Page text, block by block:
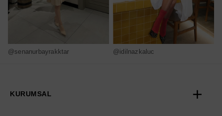
@senanurbayrakktar @idilnazkaluc
KURUMSAL